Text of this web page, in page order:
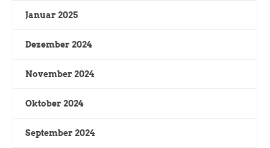
Januar 2025
Dezember 2024
November 2024
Oktober 2024
September 2024